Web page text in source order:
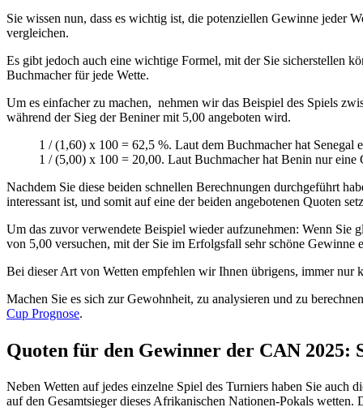
Sie wissen nun, dass es wichtig ist, die potenziellen Gewinne jeder
vergleichen.
Es gibt jedoch auch eine wichtige Formel, mit der Sie sicherstellen
Buchmacher für jede Wette.
Um es einfacher zu machen, nehmen wir das Beispiel des Spiels
während der Sieg der Beniner mit 5,00 angeboten wird.
1 / (1,60) x 100 = 62,5 %. Laut dem Buchmacher hat Senegal
1 / (5,00) x 100 = 20,00. Laut Buchmacher hat Benin nur eine
Nachdem Sie diese beiden schnellen Berechnungen durchgeführt
interessant ist, und somit auf eine der beiden angebotenen Quoten
Um das zuvor verwendete Beispiel wieder aufzunehmen: Wenn Sie
von 5,00 versuchen, mit der Sie im Erfolgsfall sehr schöne Gewinne
Bei dieser Art von Wetten empfehlen wir Ihnen übrigens, immer nur
Machen Sie es sich zur Gewohnheit, zu analysieren und zu
Cup Prognose.
Quoten für den Gewinner der CAN 2025:
Neben Wetten auf jedes einzelne Spiel des Turniers haben Sie
auf den Gesamtsieger dieses Afrikanischen Nationen-Pokals